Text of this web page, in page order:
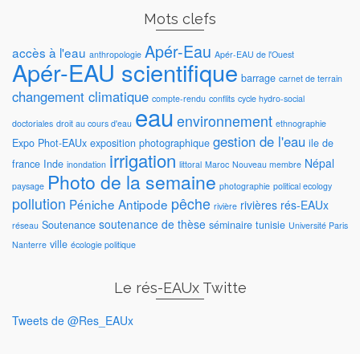
Mots clefs
accès à l'eau anthropologie Apér-Eau Apér-EAU de l'Ouest
Apér-EAU scientifique barrage carnet de terrain
changement climatique compte-rendu conflits cycle hydro-social
doctoriales droit au cours d'eau eau environnement ethnographie
Expo Phot-EAUx exposition photographique gestion de l'eau ile de
france Inde inondation irrigation littoral Maroc Nouveau membre Népal
paysage Photo de la semaine photographie political ecology
pollution Péniche Antipode pêche rivière rivières rés-EAUx
réseau Soutenance soutenance de thèse séminaire tunisie Université Paris
Nanterre ville écologie politique
Le rés-EAUx Twitte
Tweets de @Res_EAUx